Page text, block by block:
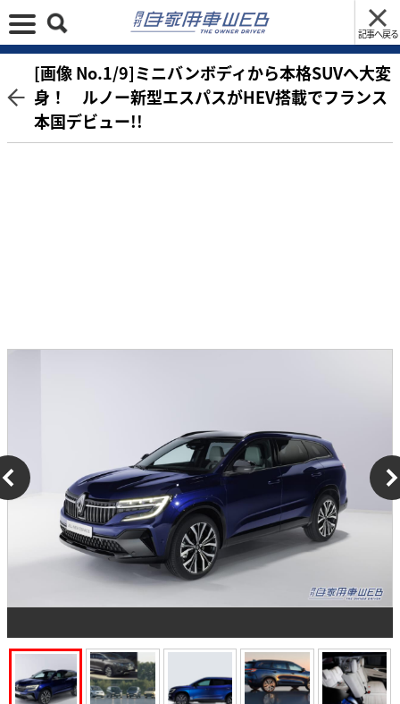
記事へ戻る
[画像 No.1/9]ミニバンボディから本格SUVへ大変
身！ ルノー新型エスパスがHEV搭載でフランス
本国デビュー!!